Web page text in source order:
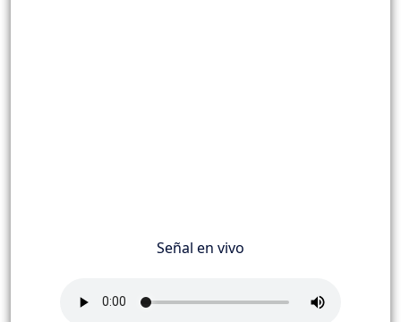
Señal en vivo